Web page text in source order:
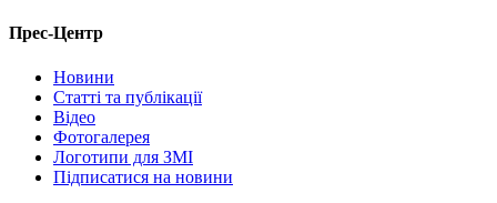
Прес-Центр
Новини
Статті та публікації
Відео
Фотогалерея
Логотипи для ЗМІ
Підписатися на новини